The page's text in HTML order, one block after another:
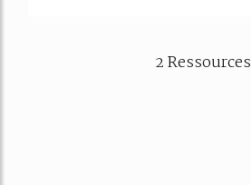
2 Ressources